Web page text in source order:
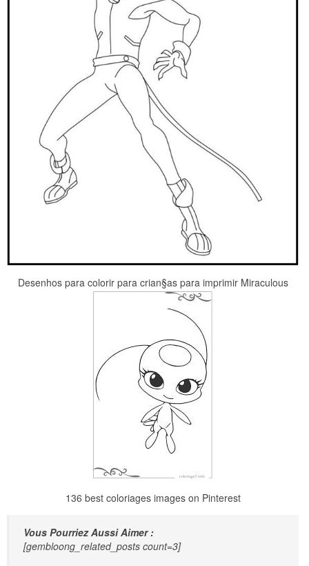
Desenhos para colorir para crian§as para imprimir Miraculous
136 best coloriages images on Pinterest
Vous Pourriez Aussi Aimer :
[gembloong_related_posts count=3]